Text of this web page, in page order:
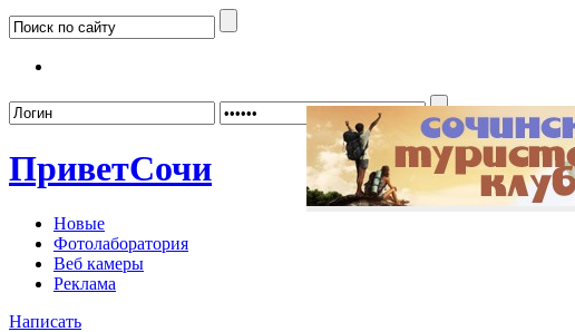
Забыли пароль?
ПриветСочи
Новые
Фотолаборатория
Веб камеры
Реклама
Написать